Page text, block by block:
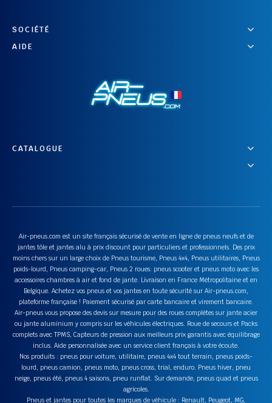
SOCIÉTÉ
AIDE
CATALOGUE
Air-pneus.com est un site français sécurisé de vente en ligne de pneus neufs et de
jantes tôle et jantes alu à prix discount pour particuliers et professionnels. Des prix
moins chers sur un large choix de Pneus tourisme, Pneus 4x4, Pneus utilitaires, Pneus
poids-lourd, Pneus camping-car, Pneus 2 roues: pneus scooter et pneus moto avec les
accessoires chambres à air et fond de jante. Livraison en France Métropolitaine et en
Belgique. Achetez vos pneus et vos jantes en toute sécurité sur Air-pneus.com,
plateforme française ! Paiement sécurisé par carte bancaire et virement bancaire.
Air-pneus vous propose des devis sur mesure pour des roues complètes sur jante acier
ou jante aluminium y compris sur les véhicules électriques. Roue de secours et Packs
complets avec TPMS, Capteurs de pression aux meilleurs prix garantis avec équilibrage
inclus. Aide personnalisée avec un service client français à votre écoute.
Nos produits : pneus pour voiture, utilitaire, pneus 4x4 tout terrain, pneus poids-
lourd, pneus camion, pneus moto, pneus cross, trial, enduro. Pneus hiver, pneu
neige, pneus été, pneus 4 saisons, pneu runflat. Sur demande, pneus quad et pneus
agricoles.
Pneus et jantes pour toutes les marques de véhicule : Renault, Peugeot, MG,